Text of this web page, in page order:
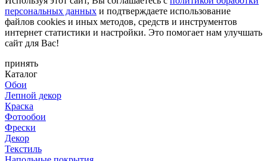
персональных данных и подтверждаете использование
файлов cookies и иных методов, средств и инструментов
интернет статистики и настройки. Это помогает нам улучшать
сайт для Вас!
принять
Каталог
Обои
Лепной декор
Краска
Фотообои
Фрески
Декор
Текстиль